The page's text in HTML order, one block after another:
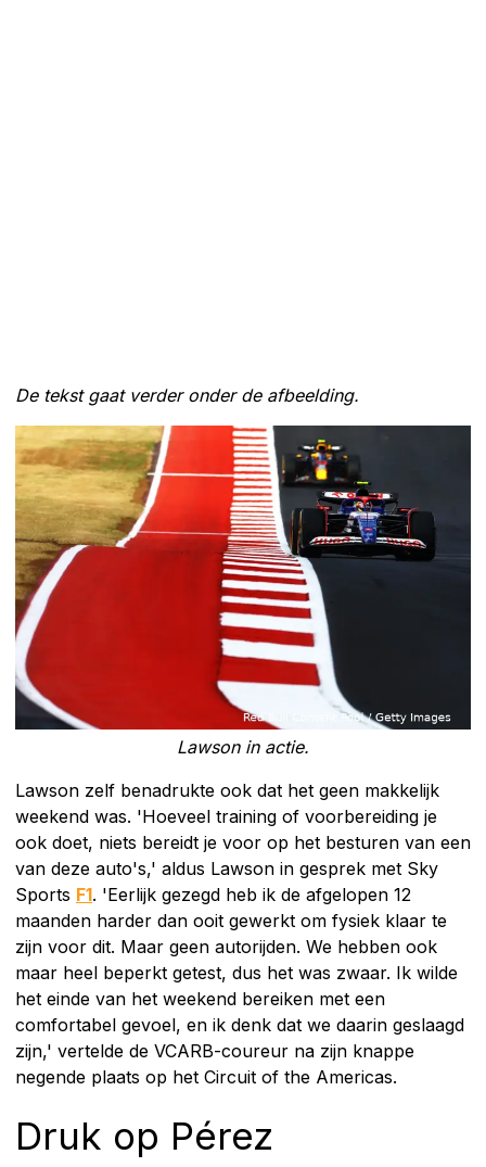
De tekst gaat verder onder de afbeelding.
Lawson in actie.
Lawson zelf benadrukte ook dat het geen makkelijk
weekend was. 'Hoeveel training of voorbereiding je
ook doet, niets bereidt je voor op het besturen van een
van deze auto's,' aldus Lawson in gesprek met Sky
Sports F1. 'Eerlijk gezegd heb ik de afgelopen 12
maanden harder dan ooit gewerkt om fysiek klaar te
zijn voor dit. Maar geen autorijden. We hebben ook
maar heel beperkt getest, dus het was zwaar. Ik wilde
het einde van het weekend bereiken met een
comfortabel gevoel, en ik denk dat we daarin geslaagd
zijn,' vertelde de VCARB-coureur na zijn knappe
negende plaats op het Circuit of the Americas.
Druk op Pérez